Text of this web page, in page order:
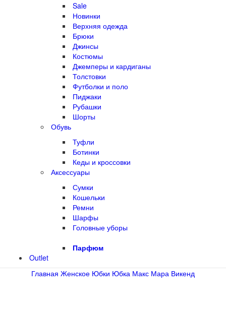
Sale
Новинки
Верхняя одежда
Брюки
Джинсы
Костюмы
Джемперы и кардиганы
Толстовки
Футболки и поло
Пиджаки
Рубашки
Шорты
Обувь
Туфли
Ботинки
Кеды и кроссовки
Аксессуары
Сумки
Кошельки
Ремни
Шарфы
Головные уборы
Парфюм
Outlet
Главная Женское Юбки Юбка Макс Мара Викенд